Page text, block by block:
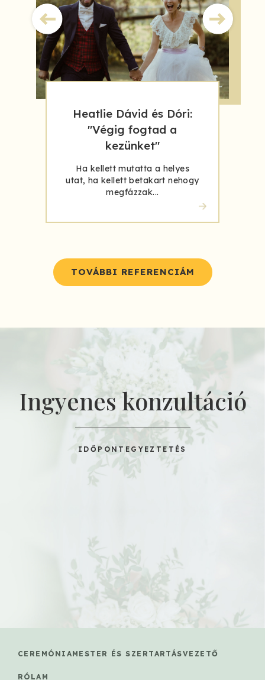
Heatlie Dávid és Dóri:
"Végig fogtad a
kezünket"
Ha kellett mutatta a helyes
utat, ha kellett betakart nehogy
megfázzak...
TOVÁBBI REFERENCIÁM
Ingyenes konzultáció
IDŐPONTEGYEZTETÉS
CEREMÓNIAMESTER ÉS SZERTARTÁSVEZETŐ
RÓLAM